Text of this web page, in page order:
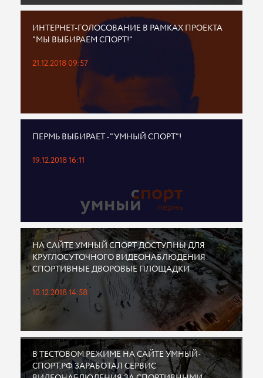
ИНТЕРНЕТ-ГОЛОСОВАНИЕ В РАМКАХ ПРОЕКТА
"МЫ ВЫБИРАЕМ СПОРТ!"
21.12.2018 09:57
ПЕРМЬ ВЫБИРАЕТ - "УМНЫЙ СПОРТ"!
19.12.2018 16:11
НА САЙТЕ УМНЫЙ СПОРТ ДОСТУПНЫ ДЛЯ
КРУГЛОСУТОЧНОГО ВИДЕОНАБЛЮДЕНИЯ
СПОРТИВНЫЕ ДВОРОВЫЕ ПЛОЩАДКИ
10.12.2018 14:58
В ТЕСТОВОМ РЕЖИМЕ НА САЙТЕ УМНЫЙ-
СПОРТ.РФ ЗАРАБОТАЛ СЕРВИС